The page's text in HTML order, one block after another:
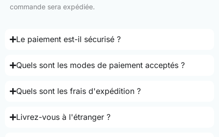
commande sera expédiée.
Le paiement est-il sécurisé ?
Quels sont les modes de paiement acceptés ?
Quels sont les frais d'expédition ?
Livrez-vous à l'étranger ?